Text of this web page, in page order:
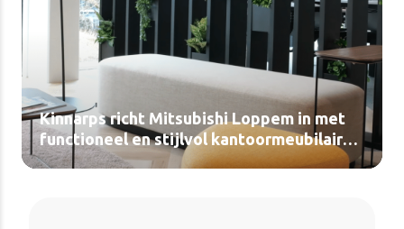
Kinnarps richt Mitsubishi Loppem in met
functioneel en stijlvol kantoormeubilair
(video)